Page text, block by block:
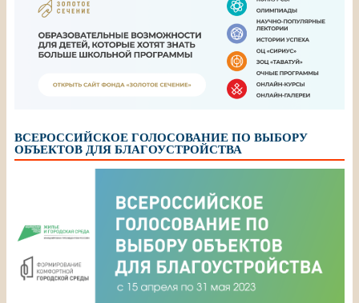
ВСЕРОССИЙСКОЕ ГОЛОСОВАНИЕ ПО ВЫБОРУ
ОБЪЕКТОВ ДЛЯ БЛАГОУСТРОЙСТВА